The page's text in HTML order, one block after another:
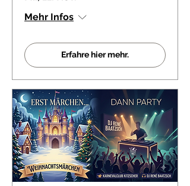
Mehr Infos
Erfahre hier mehr.